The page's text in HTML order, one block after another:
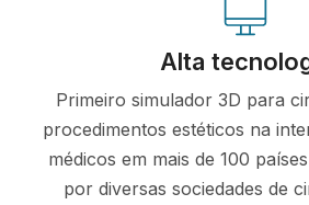
Alta
Primeiro simulador 3D para
procedimentos estéticos na
médicos em mais de 100
por diversas sociedades de